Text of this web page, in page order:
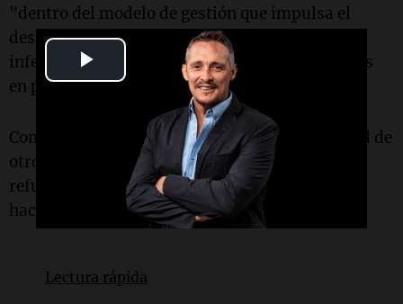
"dentro del modelo de gestión que impulsa el
desarrollo de futbolistas surgidos de las
inferiores, transformando a los jóvenes talentos
en patrimonio deportivo y económico del club".
Con este acuerdo, la "T"asegura la continuidad de
otro de los jugadores formados en su cantera y
refuerza su política de promoción de juveniles
hacia el fútbol profesional.
Lectura rápida